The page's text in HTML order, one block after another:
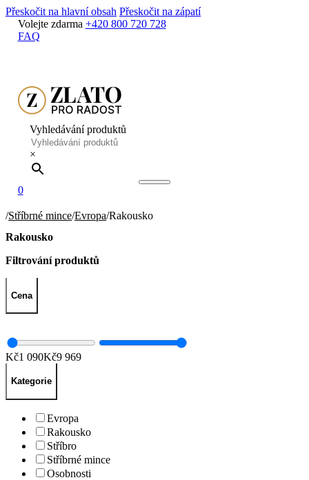
Přeskočit na hlavní obsah Přeskočit na zápatí
Volejte zdarma +420 800 720 728
FAQ
Vyhledávání produktů
×
0
/Stříbrné mince/Evropa/Rakousko
Rakousko
Filtrování produktů
Cena
Kč1 090Kč9 969
Kategorie
Evropa
Rakousko
Stříbro
Stříbrné mince
Osobnosti